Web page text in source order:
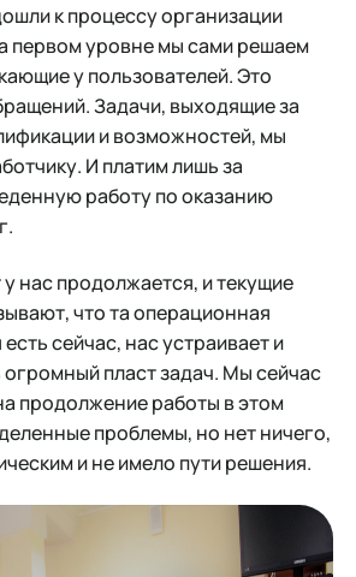
к процессу организации
первом уровне мы сами решаем
у пользователей. Это
Задачи, выходящие за
и возможностей, мы
И платим лишь за
работу по оказанию
нас продолжается, и текущие
что та операционная
сейчас, нас устраивает и
пласт задач. Мы сейчас
продолжение работы в этом
проблемы, но нет ничего,
и не имело пути решения.